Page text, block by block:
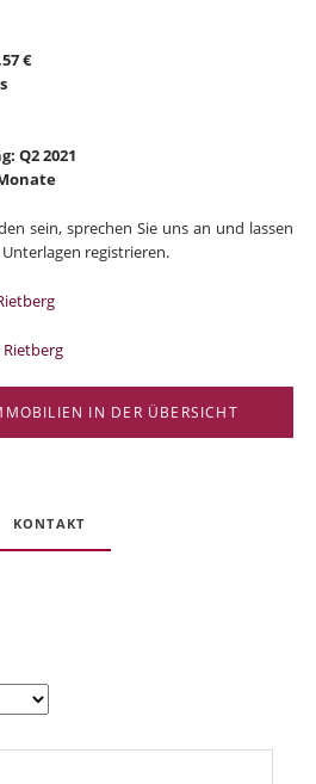
€
Q2 2021
sein, sprechen Sie uns an und lassen
registrieren.
IN DER ÜBERSICHT
KONTAKT